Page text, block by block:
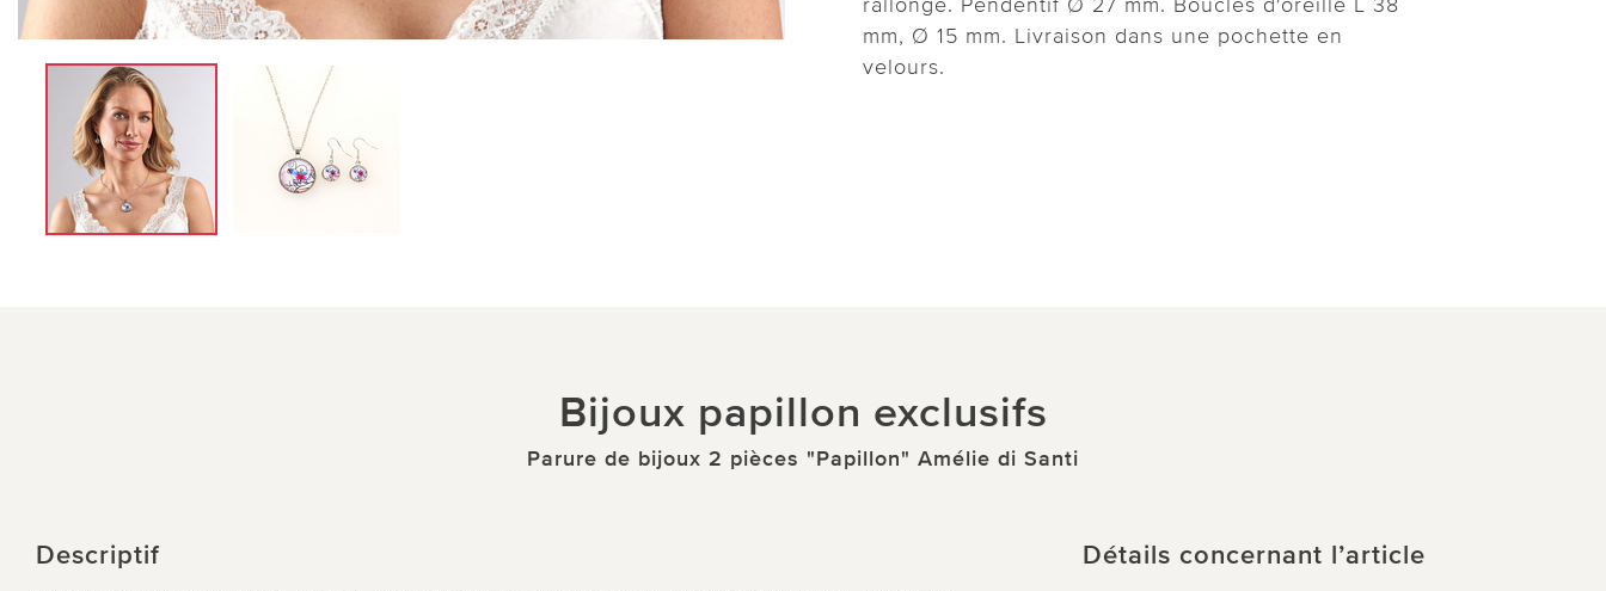
mm, Ø 15 mm. Livraison dans une pochette en
velours.
Bijoux papillon exclusifs
Parure de bijoux 2 pièces "Papillon" Amélie di Santi
Descriptif Détails concernant l’article